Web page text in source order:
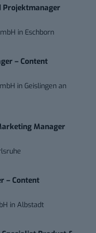
Projektmanager
in Eschborn
– Content
in Geislingen an
Manager
– Content
inAlbstadt